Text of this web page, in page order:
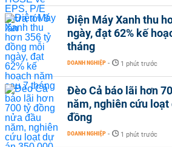
Điện Máy Xanh thu
ngày, đạt 62% kế
tháng
DOANH NGHIỆP - 1 phút trước
Đèo Cả báo lãi hơn
năm, nghiên cứu
đồng
DOANH NGHIỆP - 1 phút trước